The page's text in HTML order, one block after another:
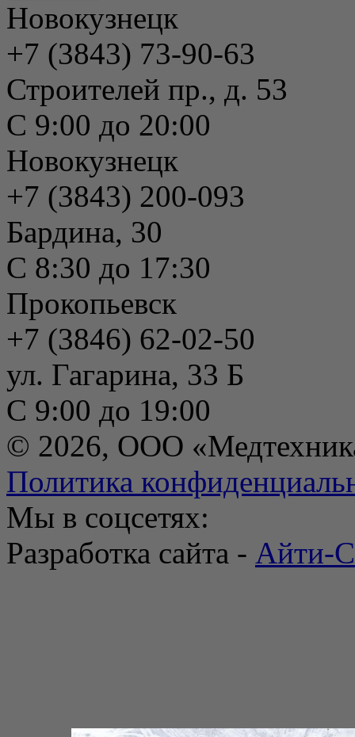
Новокузнецк
+7 (3843) 73-90-63
Строителей пр., д. 53
С 9:00 до 20:00
Новокузнецк
+7 (3843) 200-093
Бардина, 30
С 8:30 до 17:30
Прокопьевск
+7 (3846) 62-02-50
ул. Гагарина, 33 Б
С 9:00 до 19:00
© 2026, ООО
Политика
Мы в соцсетях:
Разработка сайта - Айти-